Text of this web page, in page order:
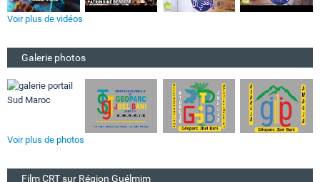
Voir plus de vidéos
Galerie photos
Voir plus de photos
Film CRT sur Région Guélmim